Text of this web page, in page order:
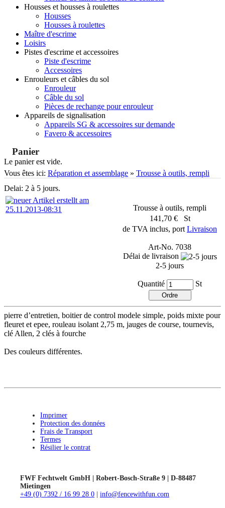
Housses et housses à roulettes
Housses
Housses à roulettes
Maître d'escrime
Loisirs
Pistes d'escrime et accessoires
Piste d'escrime
Accessoires
Enrouleurs et câbles du sol
Enrouleur
Câble du sol
Pièces de rechange pour enrouleur
Appareils de signalisation
Appareils SG & accessoires sur demande
Favero & accessoires
Panier
Le panier est vide.
Vous êtes ici: Réparation et assemblage » Trousse à outils, rempli
Delai: 2 à 5 jours.
Trousse à outils, rempli
141,70 € St
de TVA inclus, port Livraison
Art-No. 7038
Délai de livraison
2-5 jours
Quantité St
pierre d’entretien, boitier de control modele simple, poids mixte pour
fleuret et epee, rouleau isolant 2,75 m, jauges de course, tournevis,
clé Allen, 2 clés à fourche
Des couleurs différentes.
Imprimer
Protection des données
Frais de Transport
Termes
Résilier le contrat
FWF Fechtwelt GmbH | Robert-Bosch-Straße 9 | D-88487
Mietingen
+49 (0) 7392 / 16 99 28 0
info@fencewithfun.com